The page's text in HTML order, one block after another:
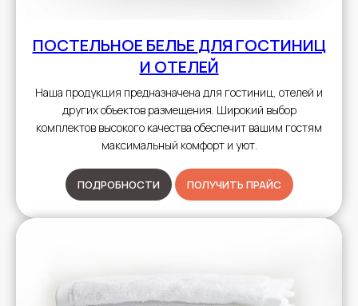
ПОСТЕЛЬНОЕ БЕЛЬЕ ДЛЯ ГОСТИНИЦ
И ОТЕЛЕЙ
Наша продукция предназначена для гостиниц, отелей и
других объектов размещения. Широкий выбор
комплектов высокого качества обеспечит вашим гостям
максимальный комфорт и уют.
ПОДРОБНОСТИ ПОЛУЧИТЬ ПРАЙС